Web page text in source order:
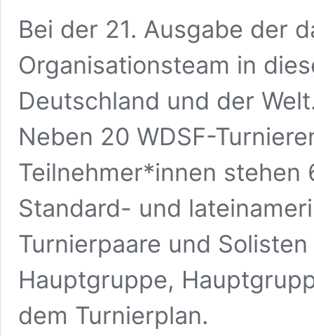
Bei der 21. Ausgabe der
Organisationsteam in
Deutschland und der
Neben 20 WDSF-
Teilnehmer*innen stehen
Standard- und
Turnierpaare und
Hauptgruppe,
dem Turnierplan.